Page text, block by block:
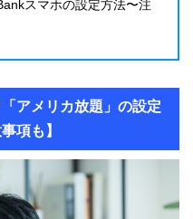
スマホの設定方法〜注
アメリカ放題」の設定
項も】